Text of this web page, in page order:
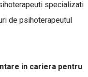
specializati
de psihoterapeutul
in cariera pentru